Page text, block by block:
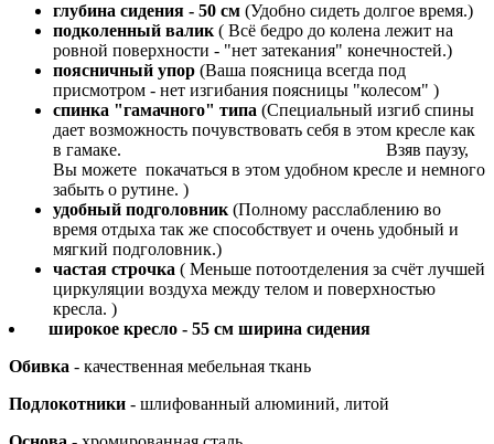
глубина сидения - 50 см (Удобно сидеть долгое время.)
подколенный валик ( Всё бедро до колена лежит на
ровной поверхности - "нет затекания" конечностей.)
поясничный упор (Ваша поясница всегда под
присмотром - нет изгибания поясницы "колесом" )
спинка "гамачного" типа (Специальный изгиб спины
дает возможность почувствовать себя в этом кресле как
в гамаке. Взяв паузу,
Вы можете покачаться в этом удобном кресле и немного
забыть о рутине. )
удобный подголовник (Полному расслаблению во
время отдыха так же способствует и очень удобный и
мягкий подголовник.)
частая строчка ( Меньше потоотделения за счёт лучшей
циркуляции воздуха между телом и поверхностью
кресла. )
широкое кресло - 55 см ширина сидения
Обивка - качественная мебельная ткань
Подлокотники - шлифованный алюминий, литой